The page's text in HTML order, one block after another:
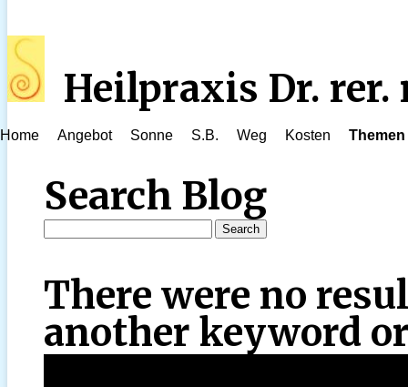
Heilpraxis Dr. rer.
Home Angebot Sonne S.B. Weg Kosten Themen
Search Blog
There were no
another keyword